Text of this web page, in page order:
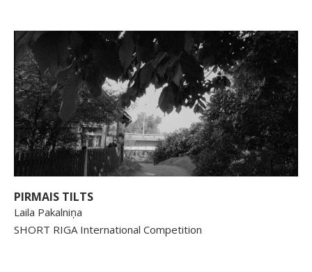
PIRMAIS TILTS
Laila Pakalniņa
SHORT RIGA International Competition